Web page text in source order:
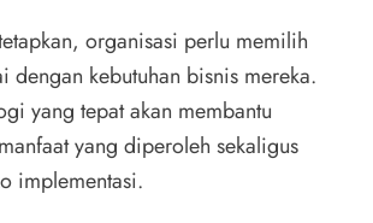
organisasi perlu memilih
dengan kebutuhan bisnis mereka.
yang tepat akan membantu
yang diperoleh sekaligus
implementasi.